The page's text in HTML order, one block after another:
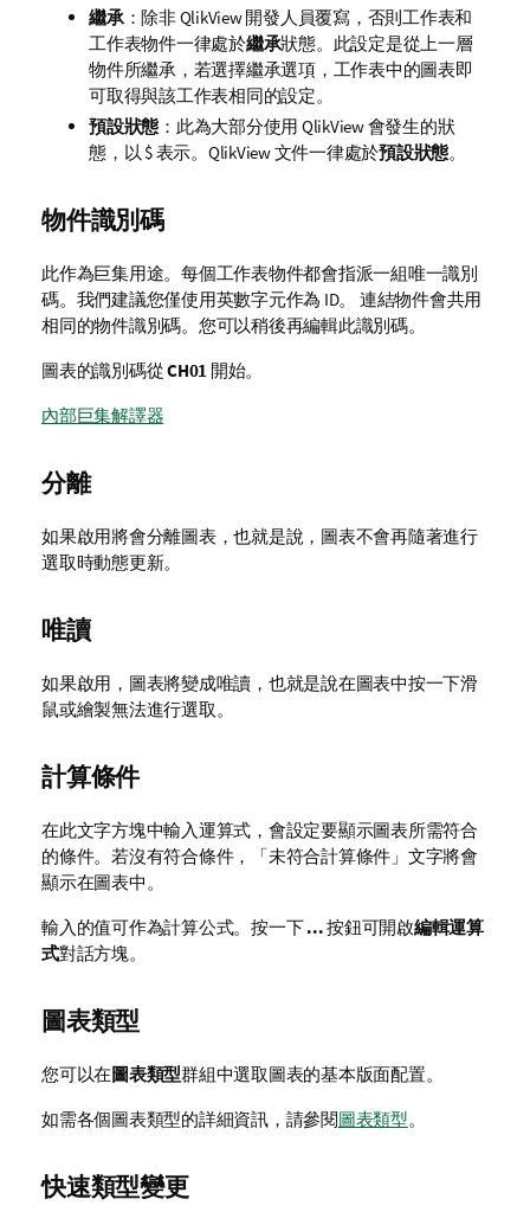
繼承：除非 QlikView 開發人員覆寫，否則工作表和
工作表物件一律處於繼承狀態。此設定是從上一層
物件所繼承，若選擇繼承選項，工作表中的圖表即
可取得與該工作表相同的設定。
預設狀態 ：此為大部分使用 QlikView 會發生的狀
態，以 $ 表示。QlikView 文件一律處於預設狀態。
物件識別碼
此作為巨集用途。每個工作表物件都會指派一組唯一識別
碼。我們建議您僅使用英數字元作為 ID。 連結物件會共用
相同的物件識別碼。您可以稍後再編輯此識別碼。
圖表的識別碼從CH01 開始。
內部巨集解譯器
分離
如果啟用將會分離圖表，也就是說，圖表不會再隨著進行
選取時動態更新。
唯讀
如果啟用，圖表將變成唯讀，也就是說在圖表中按一下滑
鼠或繪製無法進行選取。
計算條件
在此文字方塊中輸入運算式，會設定要顯示圖表所需符合
的條件。若沒有符合條件，「未符合計算條件」文字將會
顯示在圖表中。
輸入的值可作為計算公式。按一下...按鈕可開啟編輯運算
式對話方塊。
圖表類型
您可以在圖表類型群組中選取圖表的基本版面配置。
如需各個圖表類型的詳細資訊，請參閱圖表類型。
快速類型變更